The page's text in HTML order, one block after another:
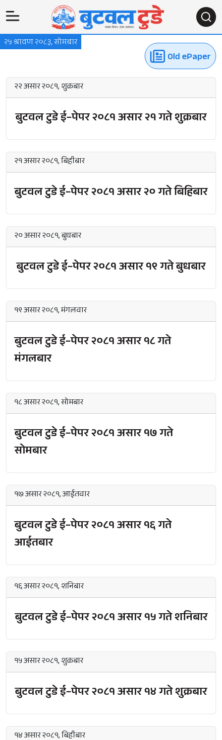
२५ श्रावण २०८३, सोमबार
Old ePaper
२२ असार २०८१, शुक्रबार
बुटवल टुडे ई–पेपर २०८१ असार २१ गते शुक्रबार
२१ असार २०८१, बिहीबार
बुटवल टुडे ई–पेपर २०८१ असार २० गते बिहिबार
२० असार २०८१, बुधबार
बुटवल टुडे ई–पेपर २०८१ असार १९ गते बुधबार
१९ असार २०८१, मंगलवार
बुटवल टुडे ई–पेपर २०८१ असार १८ गते
मंगलबार
१८ असार २०८१, सोमबार
बुटवल टुडे ई–पेपर २०८१ असार १७ गते
सोमबार
१७ असार २०८१, आईतवार
बुटवल टुडे ई–पेपर २०८१ असार १६ गते
आईतबार
१६ असार २०८१, शनिबार
बुटवल टुडे ई–पेपर २०८१ असार १५ गते शनिबार
१५ असार २०८१, शुक्रबार
बुटवल टुडे ई–पेपर २०८१ असार १४ गते शुक्रबार
१४ असार २०८१, बिहीबार